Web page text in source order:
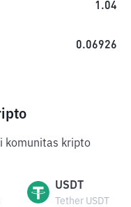
1.04
0.06926
komunitas kripto
USDT
Tether USDT